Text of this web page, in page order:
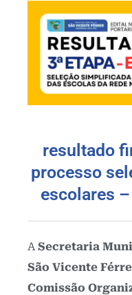
resultado
processo
escolares
ASecretaria
São Vicente
Comissão